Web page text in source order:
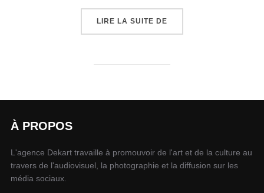
LIRE LA SUITE DE
À PROPOS
L'agence Dekart travaille à promouvoir de l'art et de la culture au
travers de l'audiovisuel, la photographie et la diffusion sur les
média sociaux.